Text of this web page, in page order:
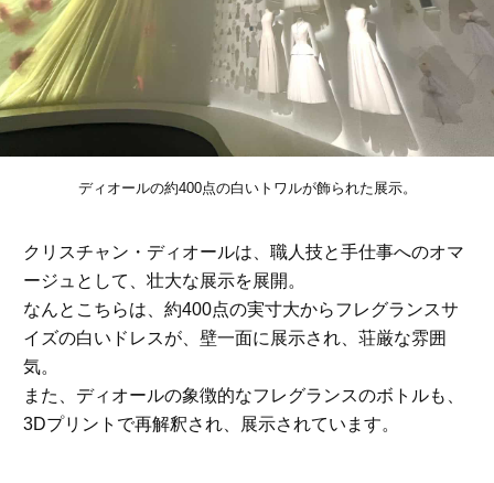
ディオールの約400点の白いトワルが飾られた展示。
クリスチャン・ディオールは、職人技と手仕事へのオマ
ージュとして、壮大な展示を展開。
なんとこちらは、約400点の実寸大からフレグランスサ
イズの白いドレスが、壁一面に展示され、荘厳な雰囲
気。
また、ディオールの象徴的なフレグランスのボトルも、
3Dプリントで再解釈され、展示されています。